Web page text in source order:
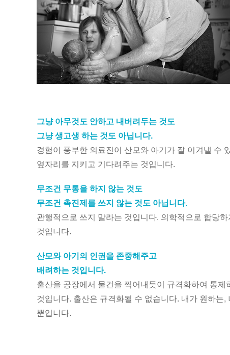
그냥 아무것도 안하고 내버려두는 것도
그냥 생고생 하는 것도 아닙니다.
경험이 풍부한 의료진이 산모와 아기가 잘 이겨낼 수
옆자리를 지키고 기다려주는 것입니다.
무조건 무통을 하지 않는 것도
무조건 촉진제를 쓰지 않는 것도 아닙니다.
관행적으로 쓰지 말라는 것입니다. 의학적으로 합당
것입니다.
산모와 아기의 인권을 존중해주고
배려하는 것입니다.
출산을 공장에서 물건을 찍어내듯이 규격화하여 통제
것입니다. 출산은 규격화될 수 없습니다. 내가 원하는,
뿐입니다.